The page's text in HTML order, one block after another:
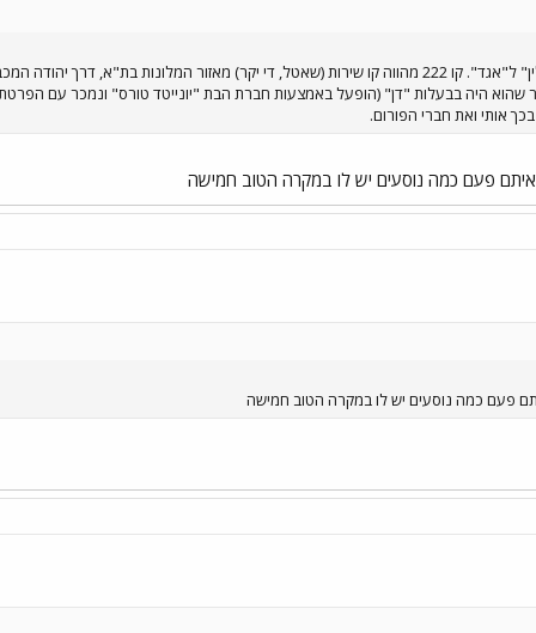
החל מהראשון לחודש זה, עבר קו 222 מחברת "תור בוס-מטרופולין" ל"אגד". קו 222 מהווה קו שירות (שאטל, די יקר)
שהוא היה בבעלות "דן" (הופעל באמצעות חברת הבת "יונייטד טורס" ונמכר עם
אותי ואת חברי הפורום.
פעם כמה נוסעים יש לו במקרה הטוב חמישה
פעם כמה נוסעים יש לו במקרה הטוב חמישה